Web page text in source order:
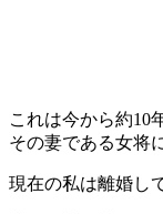
これは今から約10
その妻である女将
現在の私は離婚し